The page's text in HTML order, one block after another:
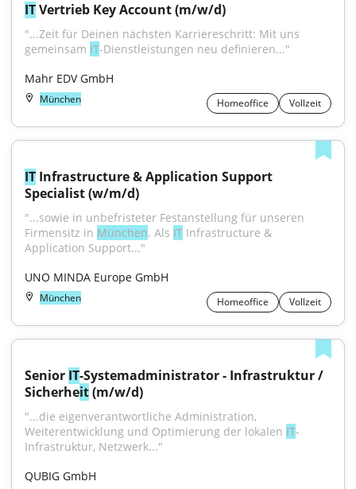
IT Vertrieb Key Account (m/w/d)
"...Zeit für Deinen nächsten Karriereschritt: Mit uns
gemeinsam IT-Dienstleistungen neu definieren..."
Mahr EDV GmbH
München Homeoffice Vollzeit
IT Infrastructure & Application Support
Specialist (w/m/d)
"...sowie in unbefristeter Festanstellung für unseren
Firmensitz in München. Als IT Infrastructure &
Application Support..."
UNO MINDA Europe GmbH
München Homeoffice Vollzeit
Senior IT-Systemadministrator - Infrastruktur /
Sicherheit (m/w/d)
"...die eigenverantwortliche Administration,
Weiterentwicklung und Optimierung der lokalen IT-
Infrastruktur, Netzwerk..."
QUBIG GmbH